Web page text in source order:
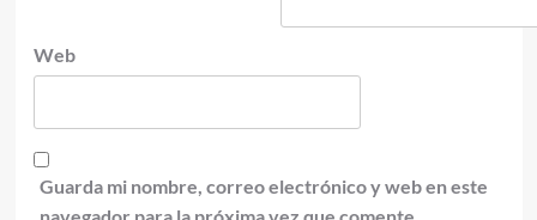
Web
Guarda mi nombre, correo electrónico y web en este